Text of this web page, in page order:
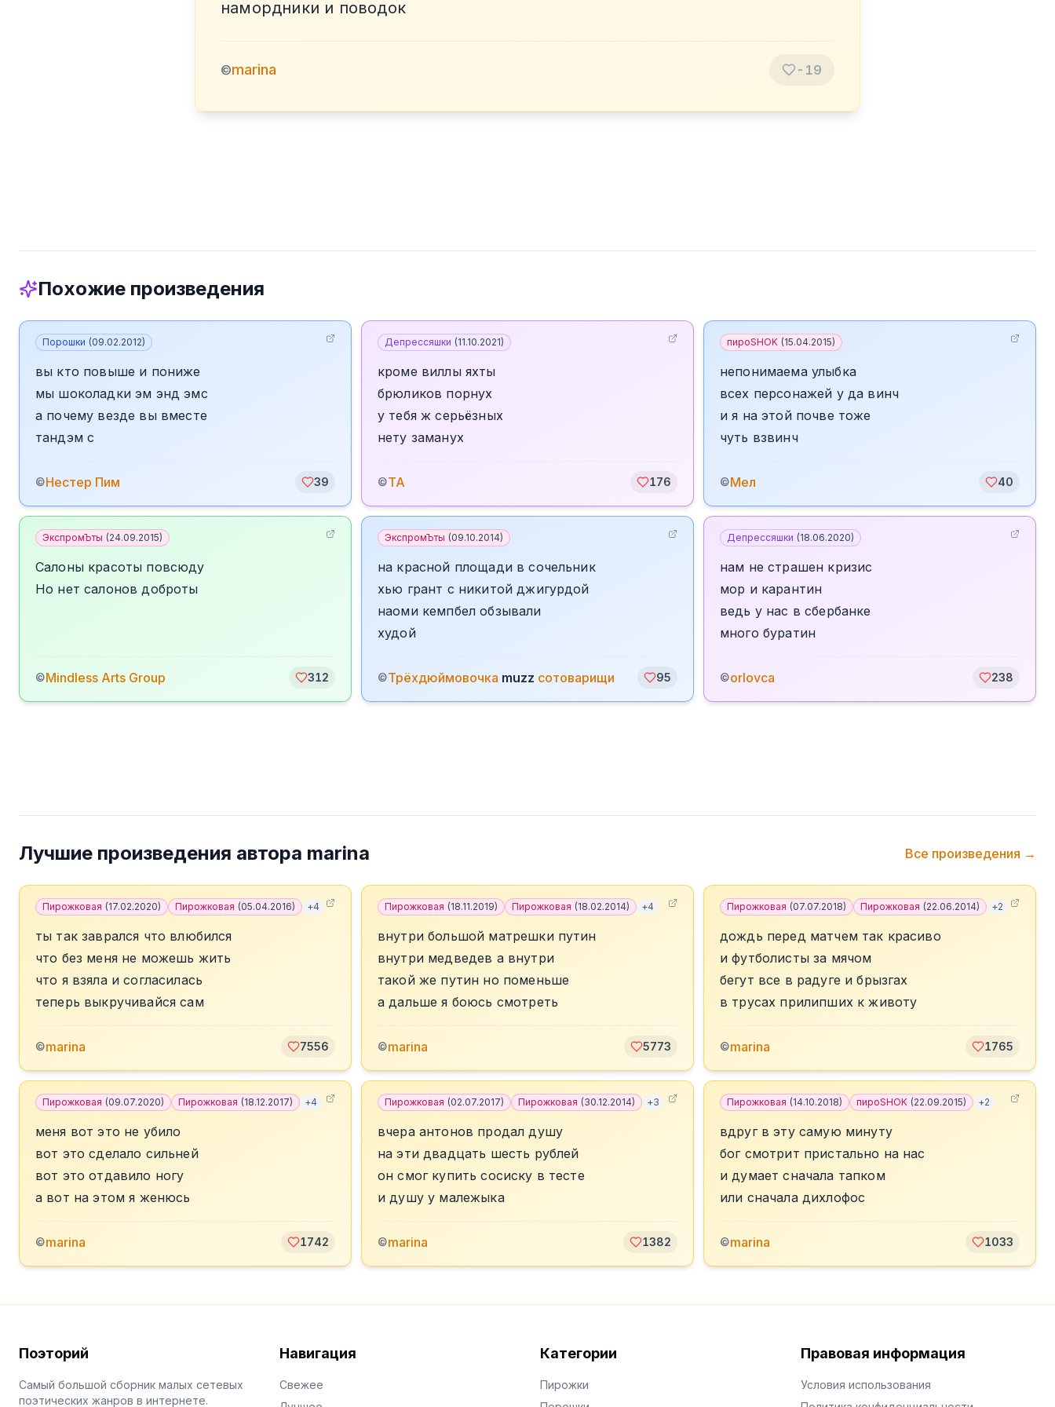
намордники и поводок
©marina -19
Похожие произведения
Порошки (09.02.2012)
вы кто повыше и пониже
мы шоколадки эм энд эмс
а почему везде вы вместе
тандэм с
©️Нестер Пим 39
Депрессяшки (11.10.2021)
кроме виллы яхты
брюликов порнух
у тебя ж серьёзных
нету заманух
©TA 176
пироSHOK (15.04.2015)
непонимаема улыбка
всех персонажей у да винч
и я на этой почве тоже
чуть взвинч
©Мел 40
ЭкспромЪты (24.09.2015)
Салоны красоты повсюду
Но нет салонов доброты
©Mindless Arts Group 312
ЭкспромЪты (09.10.2014)
на красной площади в сочельник
хью грант с никитой джигурдой
наоми кемпбел обзывали
худой
©️Трёхдюймовочка muzz сотоварищи 95
Депрессяшки (18.06.2020)
нам не страшен кризис
мор и карантин
ведь у нас в сбербанке
много буратин
©orlovca 238
Лучшие произведения автора marina Все произведения →
Пирожковая (17.02.2020) Пирожковая (05.04.2016) +4
ты так заврался что влюбился
что без меня не можешь жить
что я взяла и согласилась
теперь выкручивайся сам
©marina 7556
Пирожковая (18.11.2019) Пирожковая (18.02.2014) +4
внутри большой матрешки путин
внутри медведев а внутри
такой же путин но поменьше
а дальше я боюсь смотреть
©marina 5773
Пирожковая (07.07.2018) Пирожковая (22.06.2014) +2
дождь перед матчем так красиво
и футболисты за мячом
бегут все в радуге и брызгах
в трусах прилипших к животу
©marina 1765
Пирожковая (09.07.2020) Пирожковая (18.12.2017) +4
меня вот это не убило
вот это сделало сильней
вот это отдавило ногу
а вот на этом я женюсь
©marina 1742
Пирожковая (02.07.2017) Пирожковая (30.12.2014) +3
вчера антонов продал душу
на эти двадцать шесть рублей
он смог купить сосиску в тесте
и душу у малежыка
©marina 1382
Пирожковая (14.10.2018) пироSHOK (22.09.2015) +2
вдруг в эту самую минуту
бог смотрит пристально на нас
и думает сначала тапком
или сначала дихлофос
©marina 1033
Поэторий
Самый большой сборник малых сетевых
поэтических жанров в интернете.
Навигация
Свежее
Категории
Пирожки
Правовая информация
Условия использования